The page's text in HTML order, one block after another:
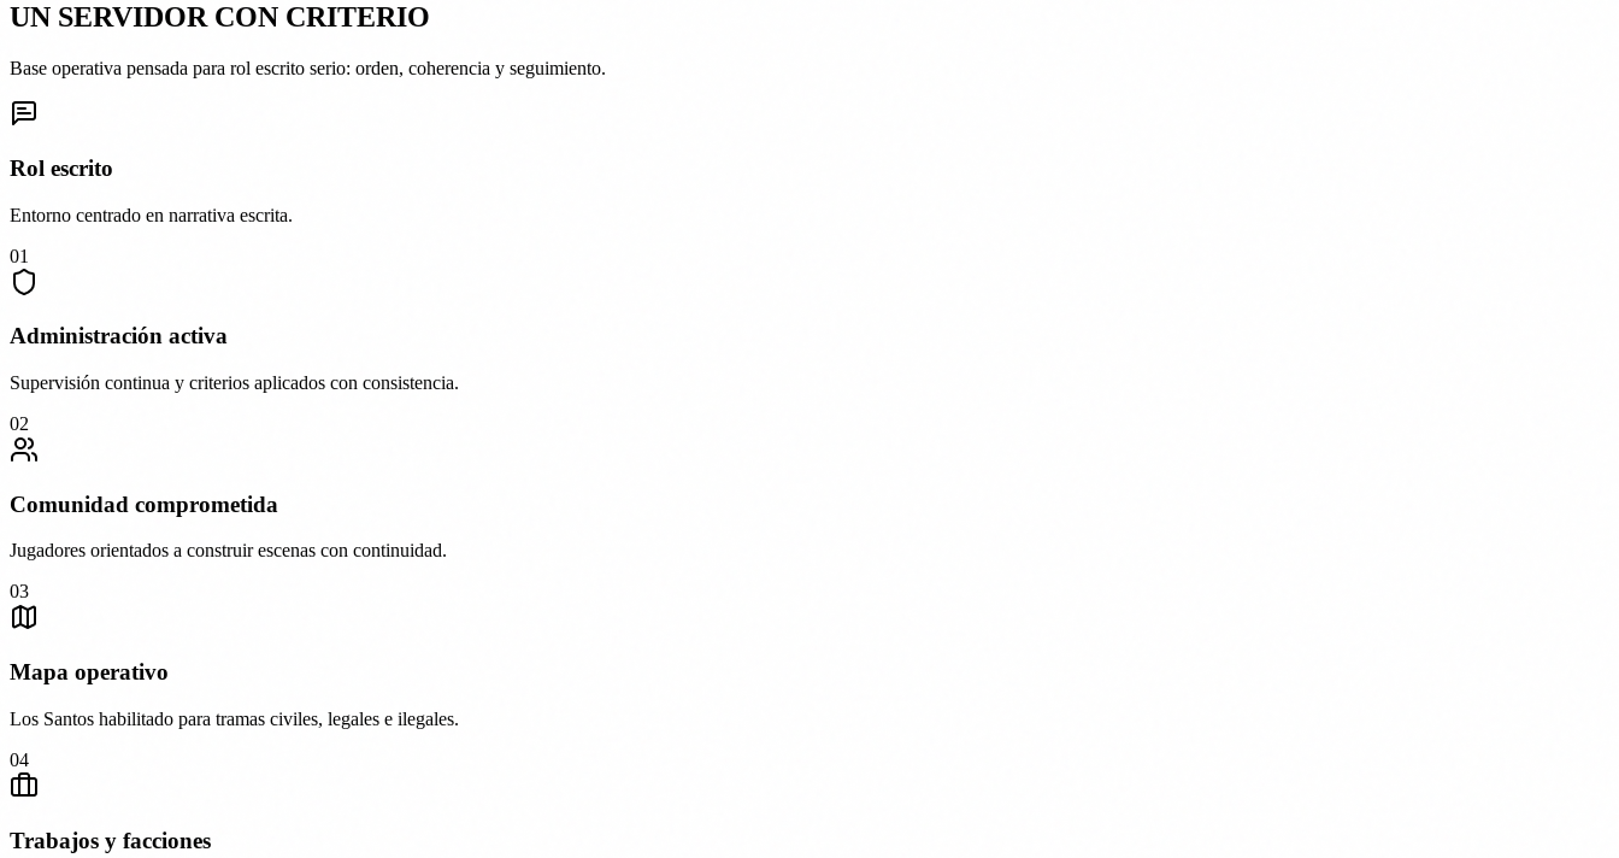
UN SERVIDOR CON CRITERIO
Base operativa pensada para rol escrito serio: orden, coherencia y seguimiento.
Rol escrito
Entorno centrado en narrativa escrita.
01
Administración activa
Supervisión continua y criterios aplicados con consistencia.
02
Comunidad comprometida
Jugadores orientados a construir escenas con continuidad.
03
Mapa operativo
Los Santos habilitado para tramas civiles, legales e ilegales.
04
Trabajos y facciones